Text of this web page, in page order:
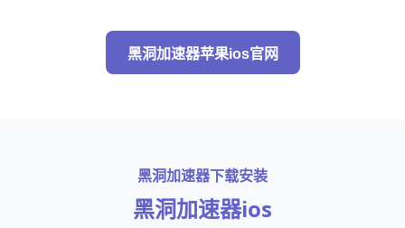
黑洞加速器苹果ios官网
黑洞加速器下载安装
黑洞加速器ios